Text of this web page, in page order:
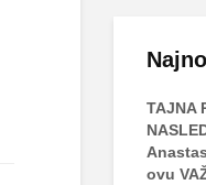
TAJNA
ovu